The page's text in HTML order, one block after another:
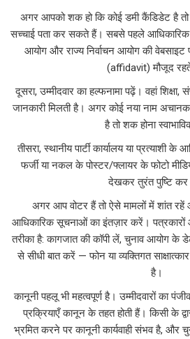
अगर आपको शक हो कि कोई डमी कैंडिडेट है
सच्चाई पता कर सकते हैं। सबसे पहले आधिकारिक
आयोग और राज्य निर्वाचन आयोग की वेबसाइट
(affidavit) मौजूद
दूसरा, उम्मीदवार का हल्फनामा पढ़ें। वहां
जानकारी मिलती है। अगर कोई नया नाम
है तो शक होना
तीसरा, स्थानीय पार्टी कार्यालय या प्रत्याशी
फर्जी या नकल के पोस्टर/फ्लायर के फोटो
देखकर तुरंत पुष्टि
अगर आप वोटर हैं तो ऐसे मामलों में शांत रहें
आधिकारिक सूचनाओं का इंतज़ार करें। पत्रकारों
तरीका है: कागजात की कॉपी लें, चुनाव आयोग के
से सीधी बात करें — फोन या व्यक्तिगत
है।
कानूनी पहलू भी महत्वपूर्ण है। उम्मीदवारों का
प्रक्रियाएँ कानून के तहत होती हैं। किसी के
भ्रमित करने पर कानूनी कार्यवाही संभव है,